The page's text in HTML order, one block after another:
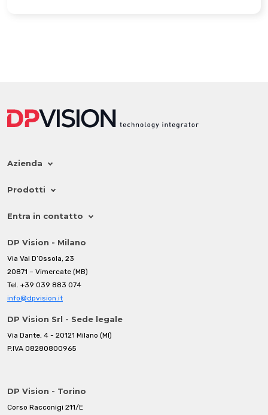
Azienda
Prodotti
Entra in contatto
DP Vision - Milano
Via Val D’Ossola, 23
20871 – Vimercate (MB)
Tel. +39 039 883 074
info@dpvision.it
DP Vision Srl - Sede legale
Via Dante, 4 - 20121 Milano (MI)
P.IVA 08280800965
DP Vision - Torino
Corso Racconigi 211/E